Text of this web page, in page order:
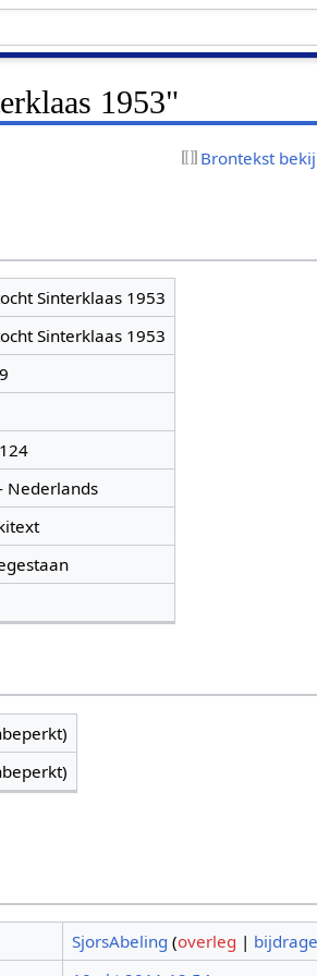
1953"
Brontekst
Sinterklaas 1953
Sinterklaas 1953
Nederlands
SjorsAbeling (overleg |